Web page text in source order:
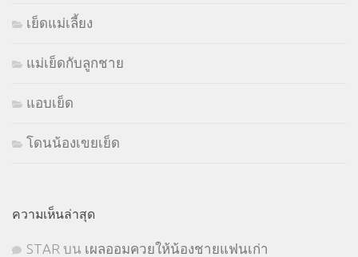
เย็ดแม่เลี้ยง
แม่เย็ดกับลูกชาย
แอบเย็ด
โดนน้องเขยเย็ด
ความเห็นล่าสุด
STㅤAR บน เผลออมควยให้น้องชายแฟนเก่า